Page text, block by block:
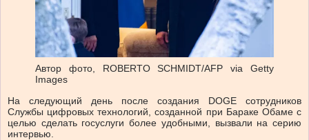
Автор фото, ROBERTO SCHMIDT/AFP via Getty
Images
На следующий день после создания DOGE сотрудников
Службы цифровых технологий, созданной при Бараке Обаме с
целью сделать госуслуги более удобными, вызвали на серию
интервью.